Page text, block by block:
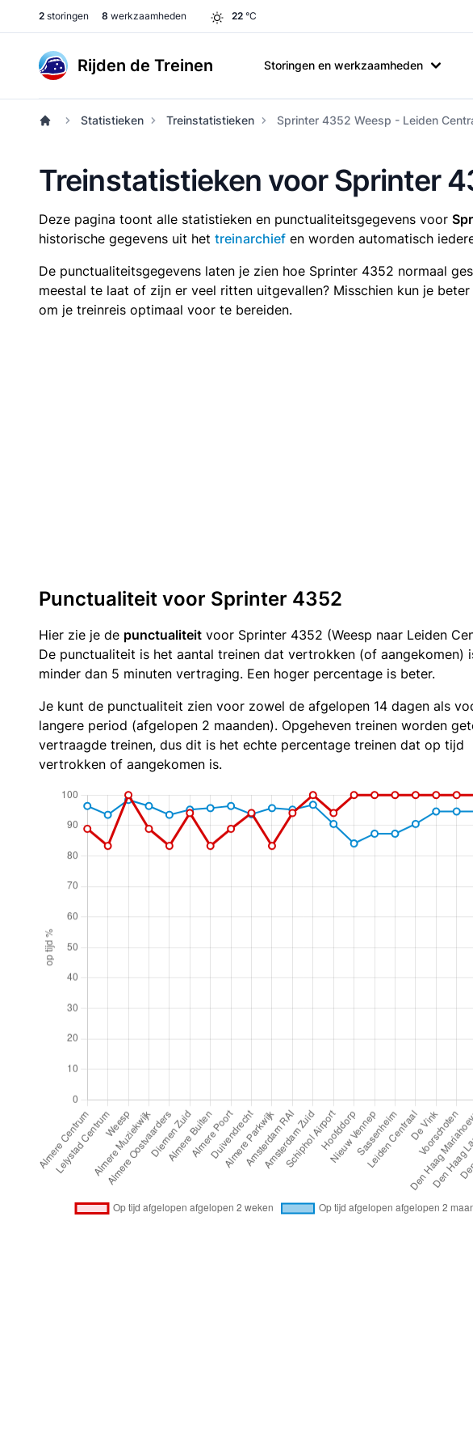
2 storingen 8 werkzaamheden 22 °C
Rijden de Treinen Storingen en werkzaamheden
Statistieken Treinstatistieken Sprinter 4352 Weesp - Leiden
Treinstatistieken voor Sprinter
Deze pagina toont alle statistieken en punctualiteitsgegevens voor
historische gegevens uit het treinarchief en worden automatisch
De punctualiteitsgegevens laten je zien hoe Sprinter 4352 normaal
meestal te laat of zijn er veel ritten uitgevallen? Misschien kun je
om je treinreis optimaal voor te bereiden.
Punctualiteit voor Sprinter 4352
Hier zie je de punctualiteit voor Sprinter 4352 (Weesp naar Leiden
De punctualiteit is het aantal treinen dat vertrokken (of aangekomen)
minder dan 5 minuten vertraging. Een hoger percentage is beter.
Je kunt de punctualiteit zien voor zowel de afgelopen 14 dagen als
langere period (afgelopen 2 maanden). Opgeheven treinen worden
vertraagde treinen, dus dit is het echte percentage treinen dat op tijd
vertrokken of aangekomen is.